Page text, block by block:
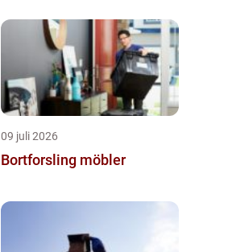
09 juli 2026
Bortforsling möbler